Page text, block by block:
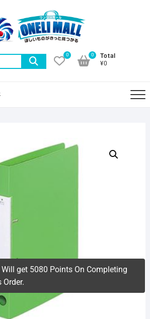
索
0
Total
¥0
0
Will get 5080 Points On Completing
Order.